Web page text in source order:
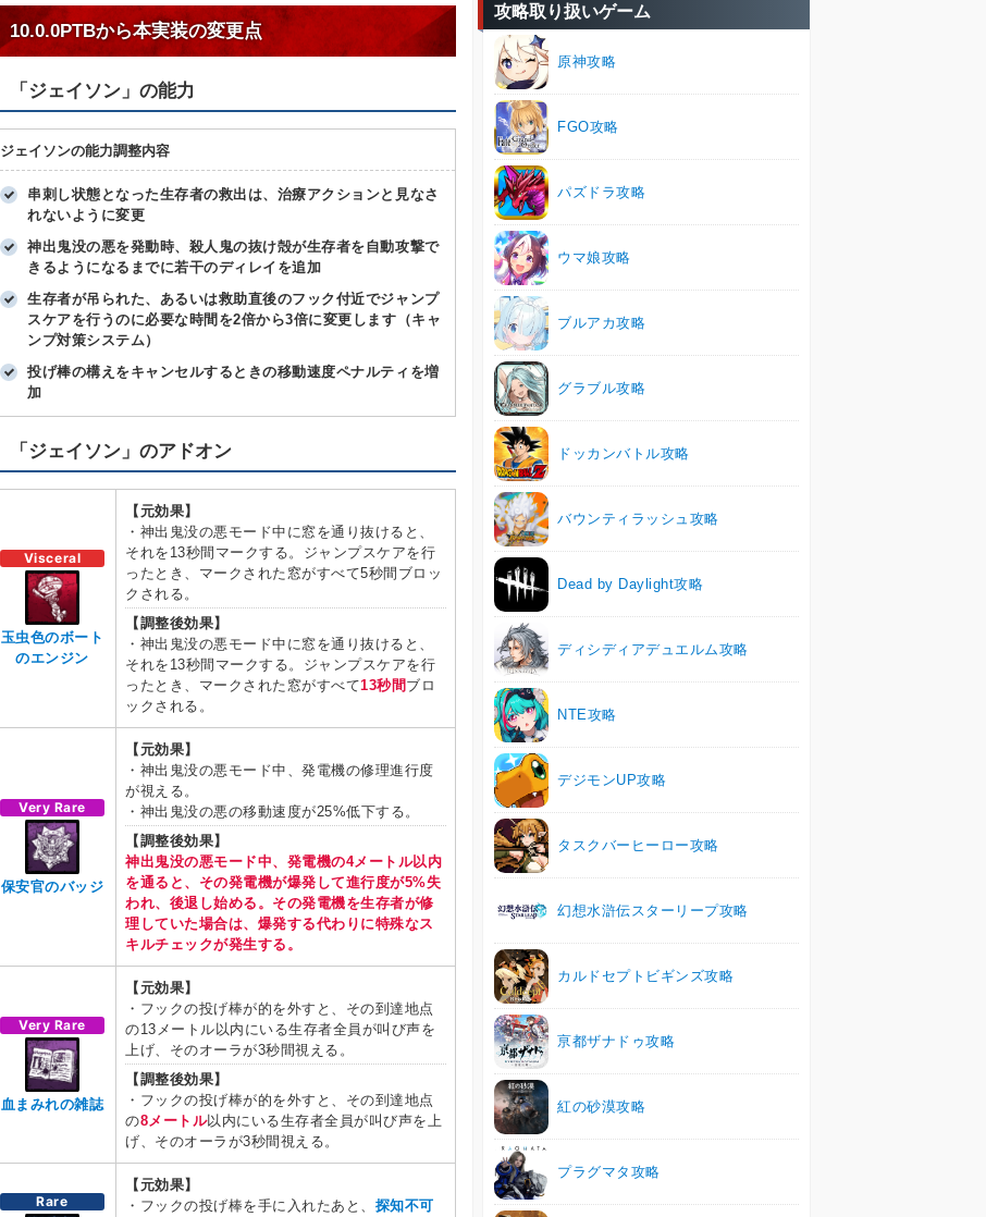
10.0.0PTBから本実装の変更点
「ジェイソン」の能力
ジェイソンの能力調整内容
串刺し状態となった生存者の救出は、治療アクションと見なさ
れないように変更
神出鬼没の悪を発動時、殺人鬼の抜け殻が生存者を自動攻撃で
きるようになるまでに若干のディレイを追加
生存者が吊られた、あるいは救助直後のフック付近でジャンプ
スケアを行うのに必要な時間を2倍から3倍に変更します（キャ
ンプ対策システム）
投げ棒の構えをキャンセルするときの移動速度ペナルティを増
加
「ジェイソン」のアドオン
Visceral
玉虫色のボート
のエンジン
【元効果】
・神出鬼没の悪モード中に窓を通り抜けると、
それを13秒間マークする。ジャンプスケアを行
ったとき、マークされた窓がすべて5秒間ブロッ
クされる。
【調整後効果】
・神出鬼没の悪モード中に窓を通り抜けると、
それを13秒間マークする。ジャンプスケアを行
ったとき、マークされた窓がすべて13秒間 ブロ
ックされる。
Very Rare
保安官のバッジ
【元効果】
・神出鬼没の悪モード中、発電機の修理進行度
が視える。
・神出鬼没の悪の移動速度が25%低下する。
【調整後効果】
神出鬼没の悪モード中、発電機の4メートル以内
を通ると、その発電機が爆発して進行度が5%失
われ、後退し始める。その発電機を生存者が修
理していた場合は、爆発する代わりに特殊なス
キルチェックが発生する。
Very Rare
血まみれの雑誌
【元効果】
・フックの投げ棒が的を外すと、その到達地点
の13メートル以内にいる生存者全員が叫び声を
上げ、そのオーラが3秒間視える。
【調整後効果】
・フックの投げ棒が的を外すと、その到達地点
の8メートル以内にいる生存者全員が叫び声を上
げ、そのオーラが3秒間視える。
Rare
【元効果】
・フックの投げ棒を手に入れたあと、 探知不可
攻略取り扱いゲーム
原神攻略
FGO攻略
パズドラ攻略
ウマ娘攻略
ブルアカ攻略
グラブル攻略
ドッカンバトル攻略
バウンティラッシュ攻略
Dead by Daylight攻略
ディシディアデュエルム攻略
NTE攻略
デジモンUP攻略
タスクバーヒーロー攻略
幻想水滸伝スターリープ攻略
カルドセプトビギンズ攻略
亰都ザナドゥ攻略
紅の砂漠攻略
プラグマタ攻略